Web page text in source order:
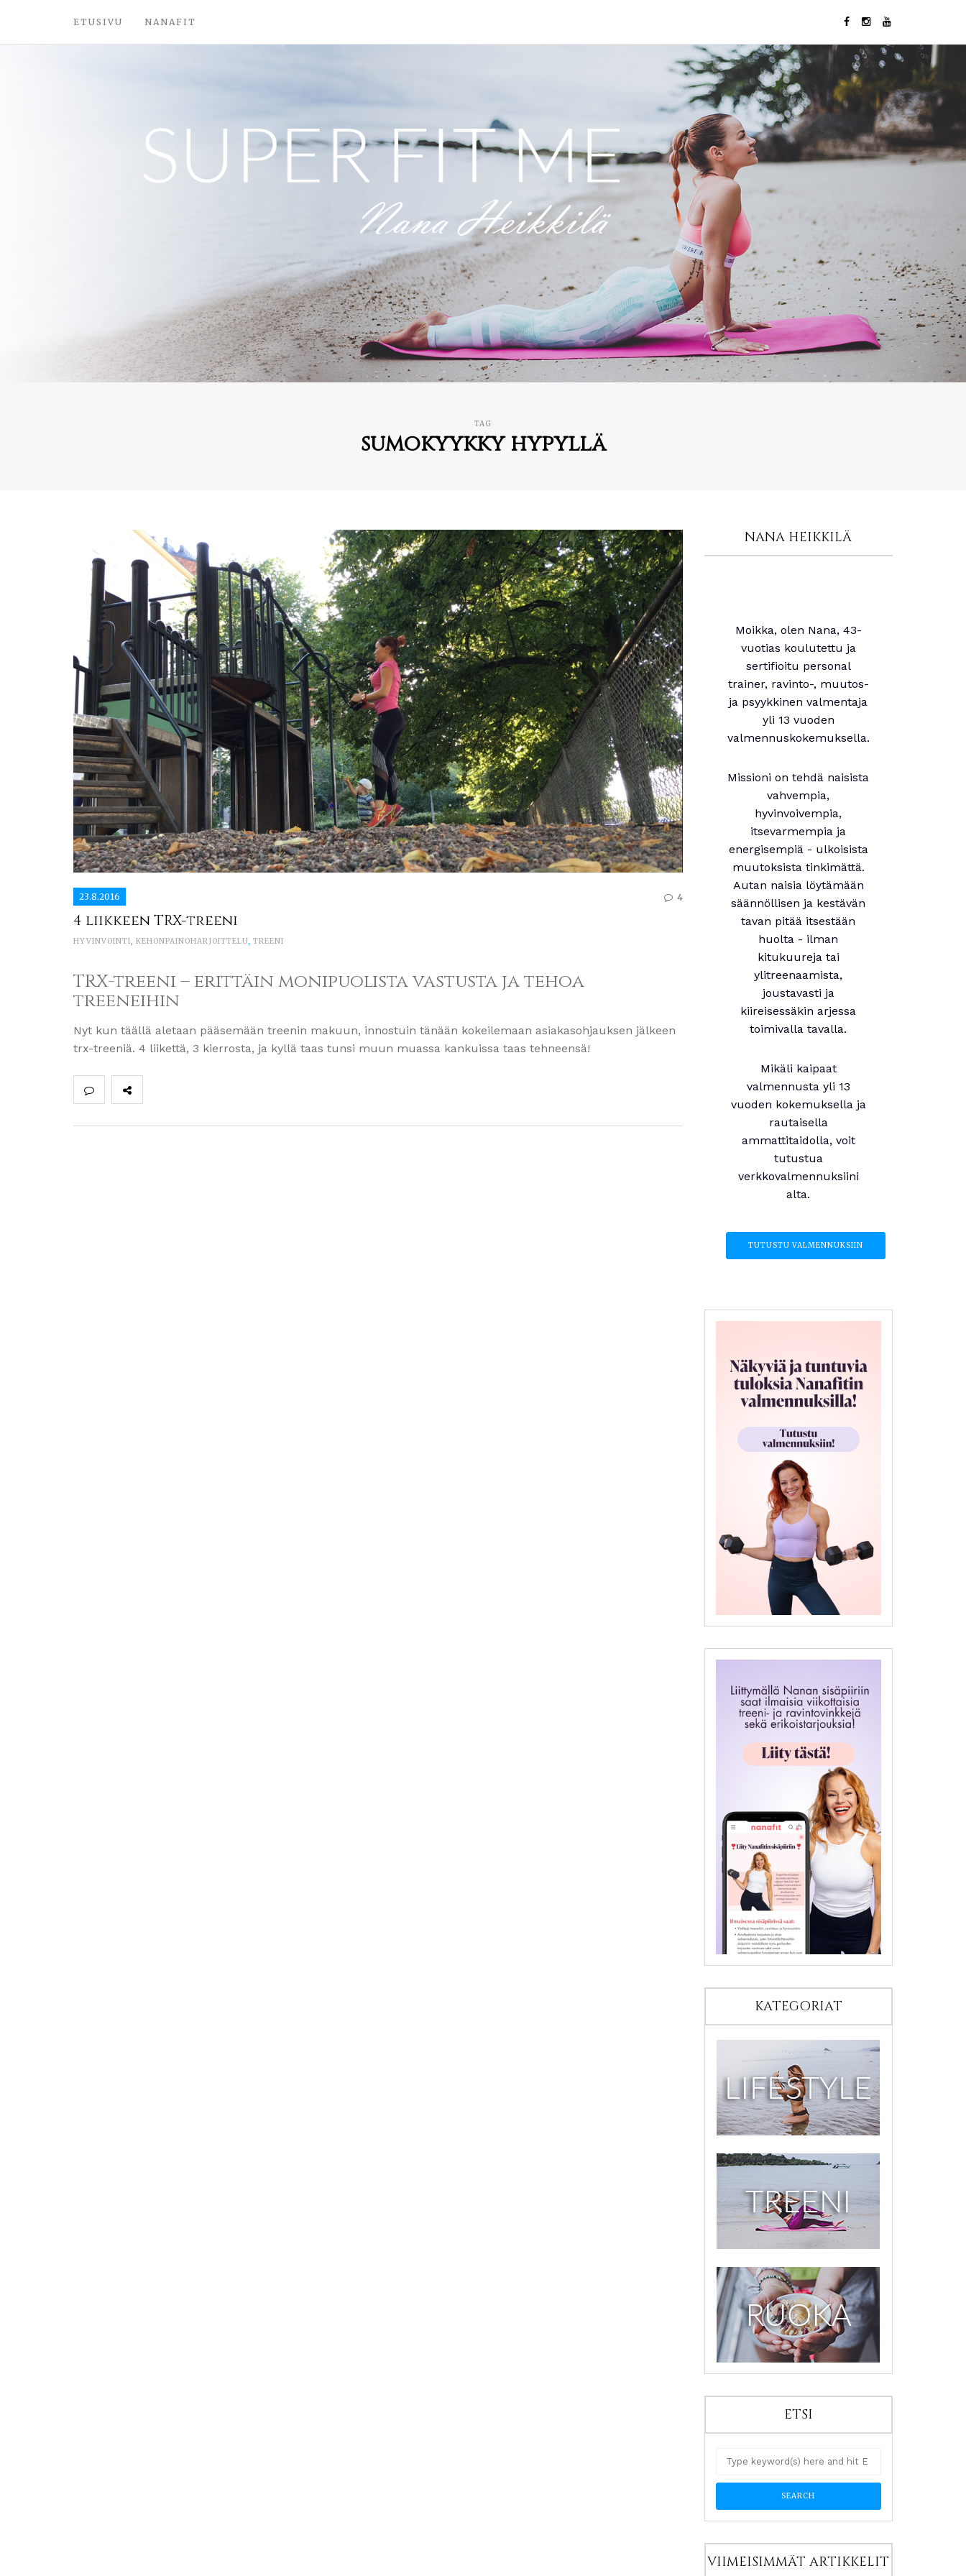
ETUSIVU NANAFIT
TAG
sumokyykky hypyllä
23.8.2016 4
4 liikkeen TRX-treeni
HYVINVOINTI, KEHONPAINOHARJOITTELU, TREENI
TRX-treeni – erittäin monipuolista vastusta ja tehoa
treeneihin
Nyt kun täällä aletaan pääsemään treenin makuun, innostuin tänään kokeilemaan asiakasohjauksen jälkeen
trx-treeniä. 4 liikettä, 3 kierrosta, ja kyllä taas tunsi muun muassa kankuissa taas tehneensä!
NANA HEIKKILÄ
Moikka, olen Nana, 43-
vuotias koulutettu ja
sertifioitu personal
trainer, ravinto-, muutos-
ja psyykkinen valmentaja
yli 13 vuoden
valmennuskokemuksella.
Missioni on tehdä naisista
vahvempia,
hyvinvoivempia,
itsevarmempia ja
energisempiä - ulkoisista
muutoksista tinkimättä.
Autan naisia löytämään
säännöllisen ja kestävän
tavan pitää itsestään
huolta - ilman
kitukuureja tai
ylitreenaamista,
joustavasti ja
kiireisessäkin arjessa
toimivalla tavalla.
Mikäli kaipaat
valmennusta yli 13
vuoden kokemuksella ja
rautaisella
ammattitaidolla, voit
tutustua
verkkovalmennuksiini
alta.
TUTUSTU VALMENNUKSIIN
KATEGORIAT
ETSI
VIIMEISIMMÄT ARTIKKELIT